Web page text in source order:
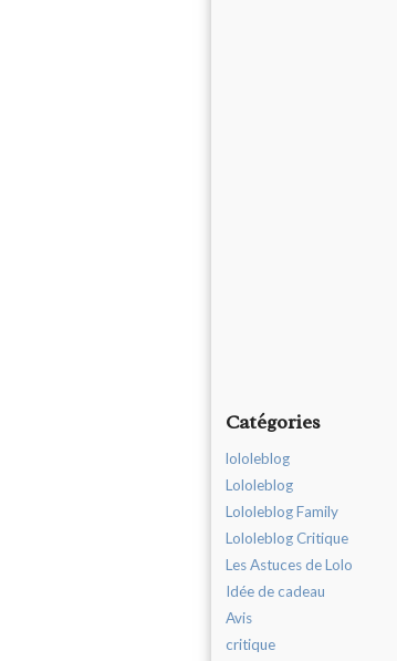
Catégories
lololeblog
Lololeblog
Lololeblog Family
Lololeblog Critique
Les Astuces de Lolo
Idée de cadeau
Avis
critique